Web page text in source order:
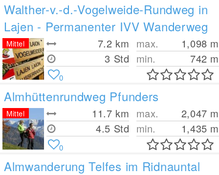
Walther-v.-d.-Vogelweide-Rundweg in
Lajen - Permanenter IVV Wanderweg
7.2 km
3 Std
max. 1,098 m
min.
742 m
Mittel
0
Almhüttenrundweg Pfunders
11.7 km
4.5 Std
max. 2,047 m
min.
1,435 m
Mittel
0
Almwanderung Telfes im Ridnauntal